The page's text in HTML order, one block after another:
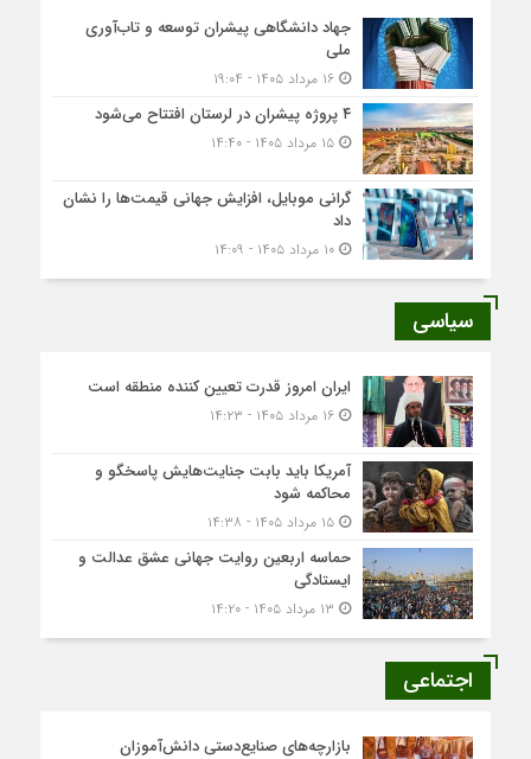
جهاد دانشگاهی پیشران توسعه و تاب‌آوری
ملی
۱۶ مرداد ۱۴۰۵ - ۱۹:۰۴
۴ پروژه پیشران در لرستان افتتاح می‌شود
۱۵ مرداد ۱۴۰۵ - ۱۴:۴۰
گرانی موبایل، افزایش جهانی قیمت‌ها را نشان
داد
۱۰ مرداد ۱۴۰۵ - ۱۴:۰۹
سیاسی
ایران امروز قدرت تعیین کننده منطقه است
۱۶ مرداد ۱۴۰۵ - ۱۴:۲۳
آمریکا باید بابت جنایت‌هایش پاسخگو و
محاکمه شود
۱۵ مرداد ۱۴۰۵ - ۱۴:۳۸
حماسه اربعین روایت جهانی عشق عدالت و
ایستادگی
اجتماعی
بازارچه‌های صنایع‌دستی دانش‌آموزان